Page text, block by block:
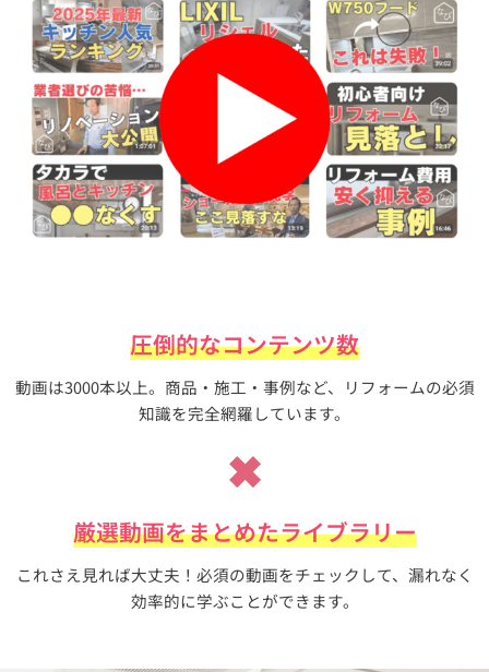
圧倒的なコンテンツ数
動画は3000本以上。商品・施工・事例など、リフォームの必須
知識を完全網羅しています。
✖
厳選動画をまとめたライブラリー
これさえ見れば大丈夫！必須の動画をチェックして、漏れなく
効率的に学ぶことができます。